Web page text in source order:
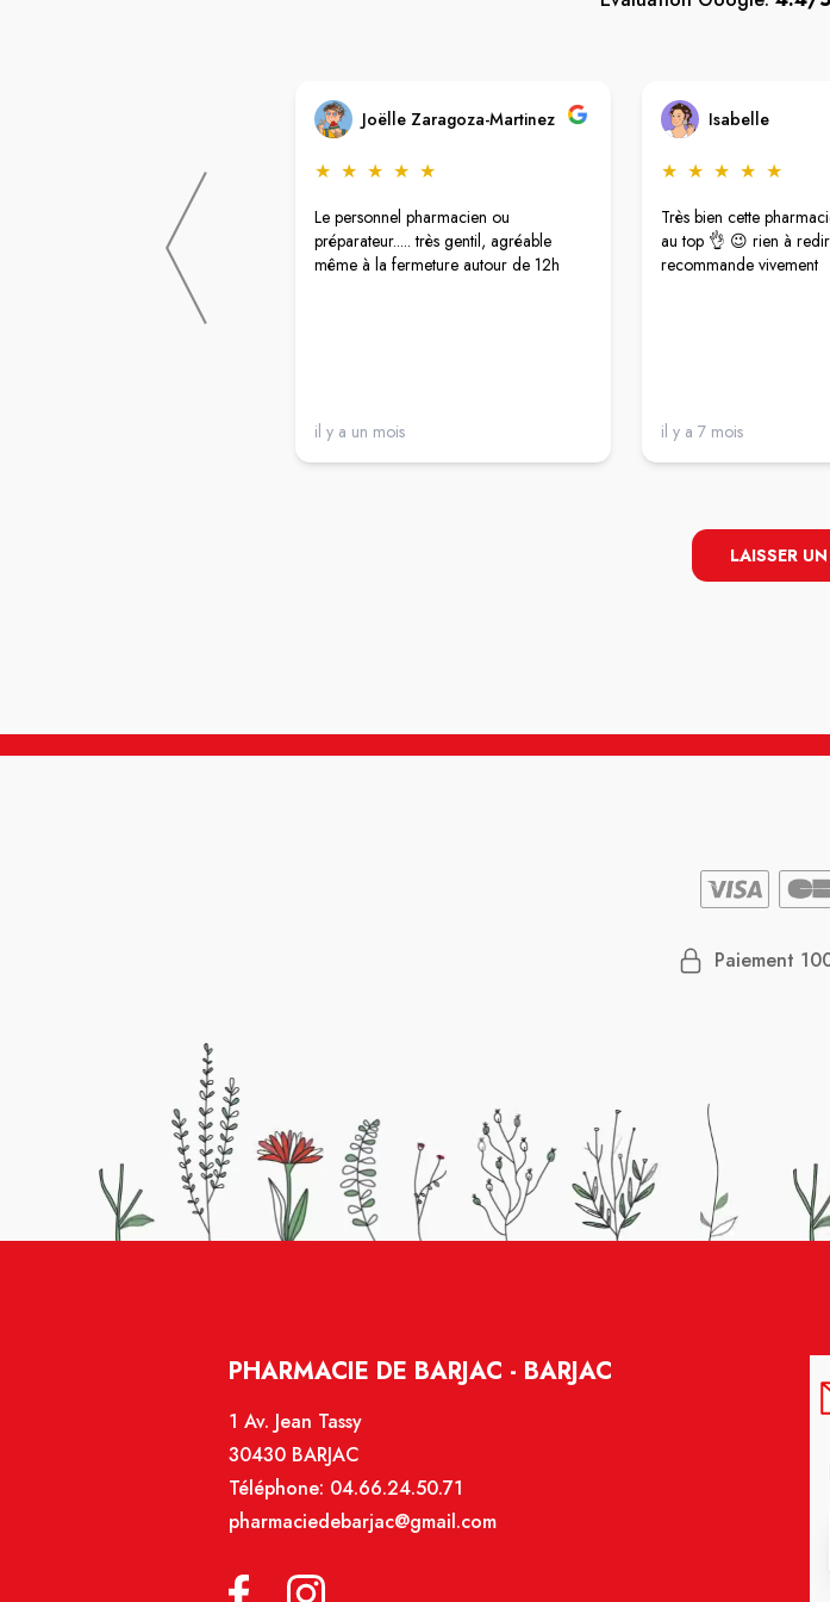
Joëlle Zaragoza-Martinez
★ ★ ★ ★ ★
Le personnel pharmacien ou
préparateur..... très gentil, agréable
même à la fermeture autour de 12h
il y a un mois
Isabelle
★ ★ ★ ★ ★
Très bien cette
au top 👌 😉 rien à
recommande vivement
il y a 7 mois
LAISSER
Paiement
PHARMACIE DE BARJAC - BARJAC
1 Av. Jean Tassy
30430 BARJAC
Téléphone: 04.66.24.50.71
pharmaciedebarjac@gmail.com